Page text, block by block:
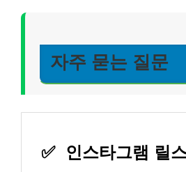
자주 묻는 질문
✅
인스타그램 릴